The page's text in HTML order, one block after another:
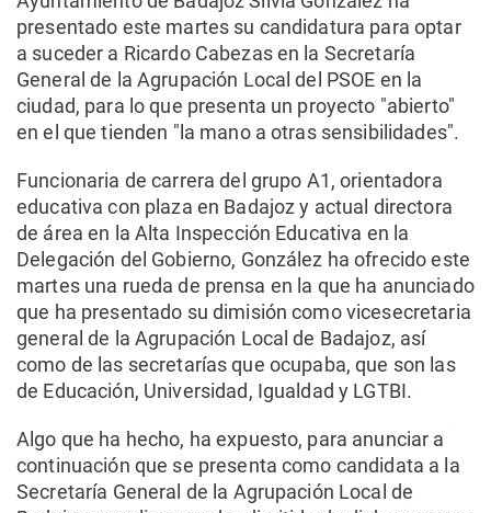
presentado este martes su candidatura para optar
a suceder a Ricardo Cabezas en la Secretaría
General de la Agrupación Local del PSOE en la
ciudad, para lo que presenta un proyecto "abierto"
en el que tienden "la mano a otras sensibilidades".
Funcionaria de carrera del grupo A1, orientadora
educativa con plaza en Badajoz y actual directora
de área en la Alta Inspección Educativa en la
Delegación del Gobierno, González ha ofrecido este
martes una rueda de prensa en la que ha anunciado
que ha presentado su dimisión como vicesecretaria
general de la Agrupación Local de Badajoz, así
como de las secretarías que ocupaba, que son las
de Educación, Universidad, Igualdad y LGTBI.
Algo que ha hecho, ha expuesto, para anunciar a
continuación que se presenta como candidata a la
Secretaría General de la Agrupación Local de